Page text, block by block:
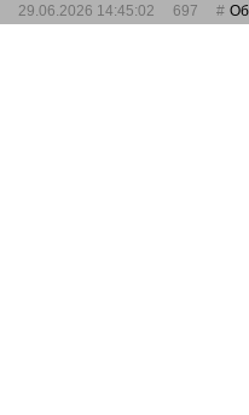
29.06.2026 14:45:02 697